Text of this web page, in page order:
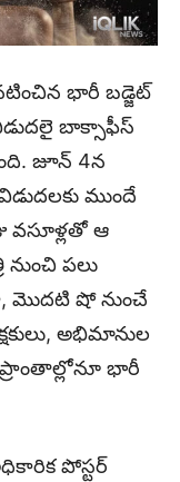
భారీ బడ్జెట్
బాక్సాఫీస్
జూన్ 4న
ముందే
వసూళ్లతో ఆ
నుంచి పలు
మొదటి షో నుంచే
అభిమానుల
భారీ
పోస్టర్